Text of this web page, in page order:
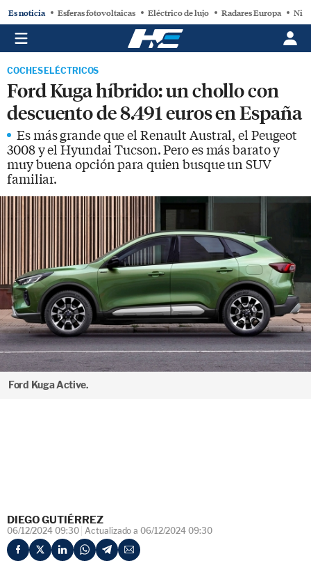
Es noticia Esferas fotovoltaicas Eléctrico de lujo Radares Europa
COCHES ELÉCTRICOS
Ford Kuga híbrido: un chollo con
descuento de 8.491 euros en España
Es más grande que el Renault Austral, el Peugeot
3008 y el Hyundai Tucson. Pero es más barato y
muy buena opción para quien busque un SUV
familiar.
Ford Kuga Active.
DIEGO GUTIÉRREZ
06/12/2024 09:30 Actualizado a 06/12/2024 09:30